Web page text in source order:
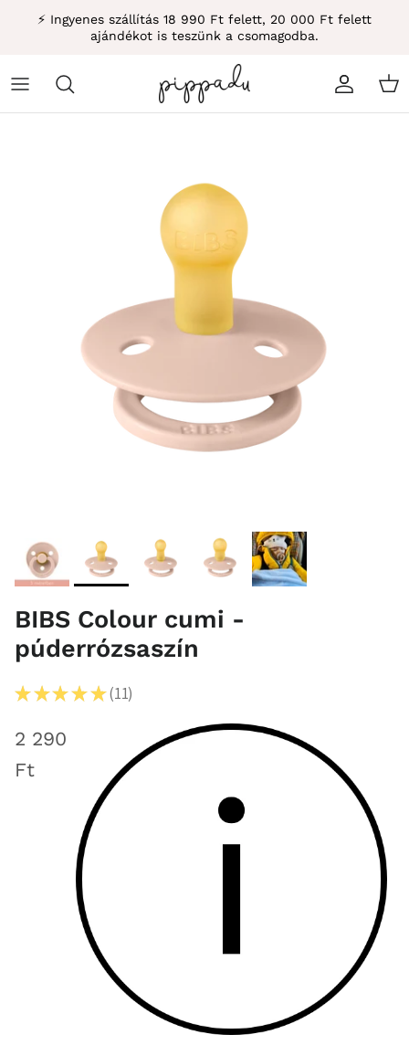
Átugrás⚡ Ingyenes szállítás 18 990 Ft felett, 20 000 Ft felett
ajándékot is teszünk a csomagodba.
BIBS Colour cumi -
púderrózsaszín
★ ★ ★ ★ ★ 11
11
2 290
Ft